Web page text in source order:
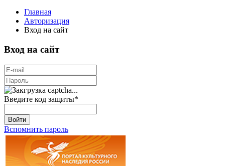
Главная
Авторизация
Вход на сайт
Вход на сайт
Введите код защиты*
Войти
Вспомнить пароль